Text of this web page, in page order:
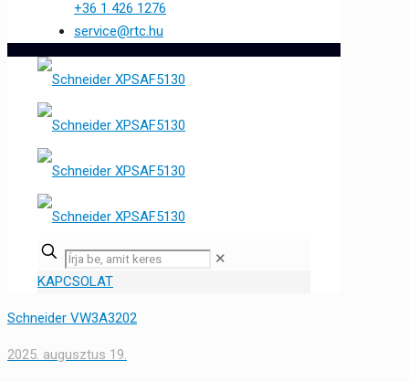
+36 1 426 1276
service@rtc.hu
✕
KAPCSOLAT
Schneider VW3A3202
2025. augusztus 19.